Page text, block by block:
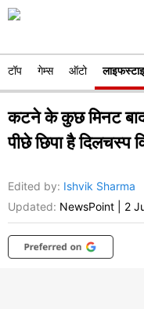
टॉप गेम्स ऑटो
कटने के कुछ मिनट बाद
पीछे छिपा है दिलचस्प
Edited by: Ishvik Sharma
Updated: NewsPoint 2